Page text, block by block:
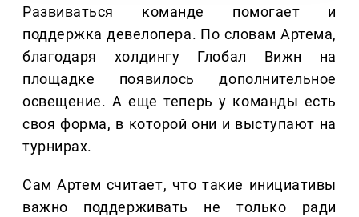
Развиваться команде помогает и
поддержка девелопера. По словам Артема,
благодаря холдингу Глобал Вижн на
площадке появилось дополнительное
освещение. А еще теперь у команды есть
своя форма, в которой они и выступают на
турнирах.
Сам Артем считает, что такие инициативы
важно поддерживать не только ради